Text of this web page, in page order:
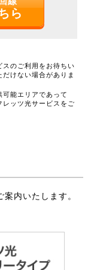
ら
のご利用をお待ちい
けない場合がありま
能エリアであって
レッツ光サービスをご
内いたします。